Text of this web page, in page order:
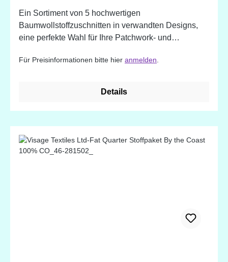
Ein Sortiment von 5 hochwertigen
Baumwollstoffzuschnitten in verwandten Designs,
eine perfekte Wahl für Ihre Patchwork- und
Farben und Mustern. 100% Baumwolle. Designed in
Für Preisinformationen bitte hier anmelden
Details